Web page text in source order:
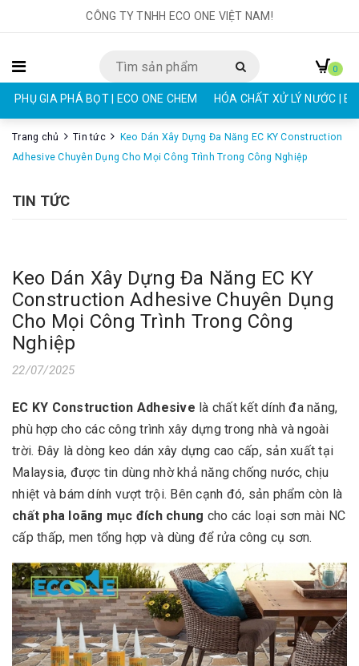
CÔNG TY TNHH ECO ONE VIỆT NAM!
PHỤ GIA PHÁ BỌT | ECO ONE CHEM HÓA CHẤT XỬ LÝ NƯỚC |
0
Trang chủ Tin tức
Keo Dán Xây Dựng Đa Năng EC KY Construction
Adhesive Chuyên Dụng Cho Mọi Công Trình Trong Công Nghiệp
TIN TỨC
Keo Dán Xây Dựng Đa Năng EC KY
Construction Adhesive Chuyên Dụng
Cho Mọi Công Trình Trong Công
Nghiệp
22/07/2025
EC KY Construction Adhesive là chất kết dính đa năng,
phù hợp cho các công trình xây dựng trong nhà và ngoài
trời. Đây là dòng keo dán xây dựng cao cấp, sản xuất tại
Malaysia, được tin dùng nhờ khả năng chống nước, chịu
nhiệt và bám dính vượt trội. Bên cạnh đó, sản phẩm còn là
chất pha loãng mục đích chung cho các loại sơn mài NC
cấp thấp, men tổng hợp và dùng để rửa công cụ sơn.